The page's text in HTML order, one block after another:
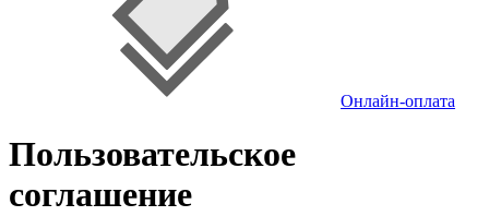
Онлайн-оплата
Пользовательское
соглашение